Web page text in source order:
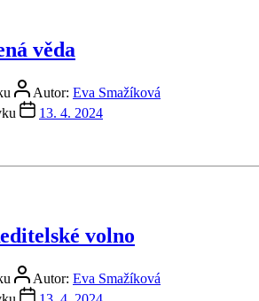
věda
Autor: Eva Smažíková
13. 4. 2024
volno
Autor: Eva Smažíková